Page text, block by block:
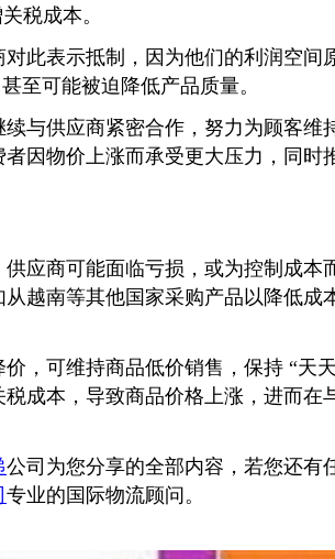
税成本。
表示抵制，因为他们的利润空间
至可能被迫降低产品质量。
供应商紧密合作，努力为顾客维
因物价上涨而承受更大压力，同时
商可能面临亏损，或为控制成本
越南等其他国家采购产品以降低成
可维持商品低价销售，保持 “天
成本，导致商品价格上涨，进而在
公司为您分享的全部内容，若您还有
专业的国际物流顾问。